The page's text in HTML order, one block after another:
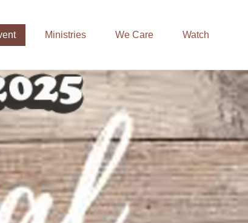
Ministries We Care Watch